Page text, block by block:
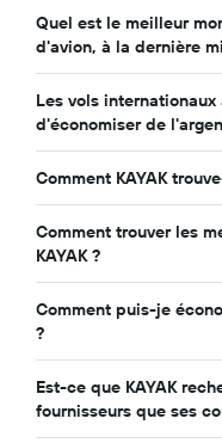
Quel est le meilleur
d'avion, à la dernière
Les vols
d'économiser de
Comment KAYAK
Comment trouver les
KAYAK ?
Comment puis-je
?
Est-ce que KAYAK
fournisseurs que ses